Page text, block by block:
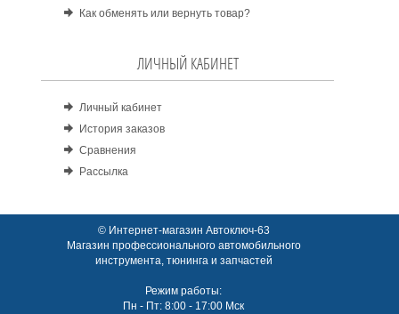
Как обменять или вернуть товар?
ЛИЧНЫЙ КАБИНЕТ
Личный кабинет
История заказов
Сравнения
Рассылка
© Интернет-магазин Автоключ-63
Магазин профессионального автомобильного
инструмента, тюнинга и запчастей
Режим работы:
Пн - Пт: 8:00 - 17:00 Мск